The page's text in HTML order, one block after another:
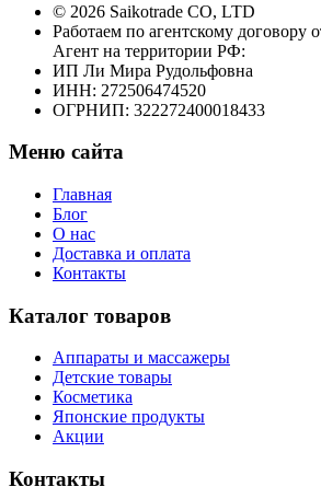
© 2026 Saikotrade CO, LTD
Работаем по агентскому договору
Агент на территории РФ:
ИП Ли Мира Рудольфовна
ИНН: 272506474520
ОГРНИП: 322272400018433
Меню сайта
Главная
Блог
О нас
Доставка и оплата
Контакты
Каталог товаров
Аппараты и массажеры
Детские товары
Косметика
Японские продукты
Акции
Контакты